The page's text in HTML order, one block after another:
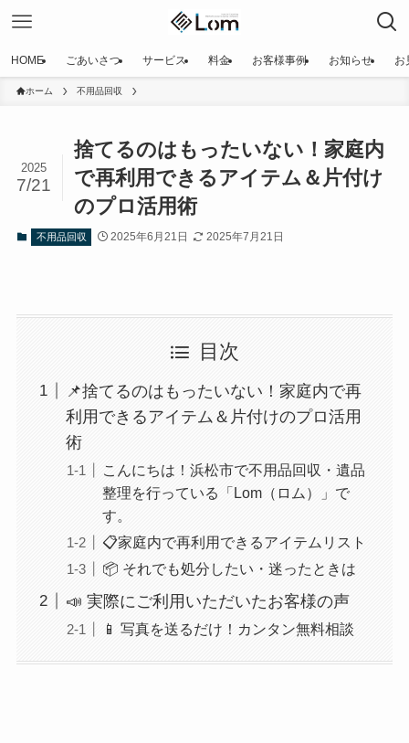
HOME ごあいさつ サービス 料金 お客様事例 お知らせ お
ホーム 不用品回収
捨てるのはもったいない！家庭内
で再利用できるアイテム＆片付け
のプロ活用術
2025
7/21
不用品回収 2025年6月21日 2025年7月21日
目次
📌捨てるのはもったいない！家庭内で再
利用できるアイテム＆片付けのプロ活用
術
こんにちは！浜松市で不用品回収・遺品
整理を行っている「Lom（ロム）」で
す。
📋家庭内で再利用できるアイテムリスト
📦 それでも処分したい・迷ったときは
📣 実際にご利用いただいたお客様の声
📱 写真を送るだけ！カンタン無料相談